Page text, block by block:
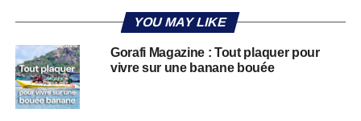
YOU MAY LIKE
Gorafi Magazine : Tout plaquer pour
vivre sur une banane bouée